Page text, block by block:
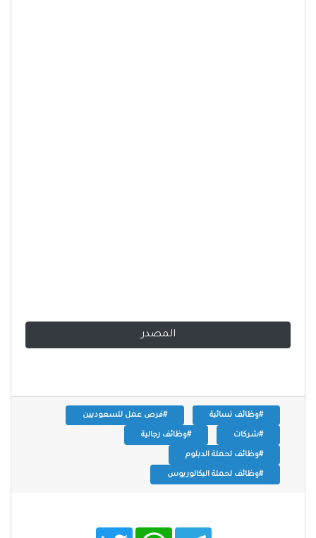
المصدر
#وظائف نسائية #فرص عمل للسعوديين
#شركات #وظائف رجالية
#وظائف لحملة الدبلوم
#وظائف لحملة البكالوريوس
T
W
T